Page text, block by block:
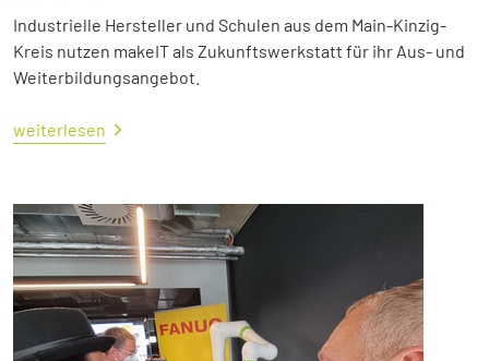
Industrielle Hersteller und Schulen aus dem Main-Kinzig-
Kreis nutzen makeIT als Zukunftswerkstatt für ihr Aus- und
Weiterbildungsangebot.
weiterlesen